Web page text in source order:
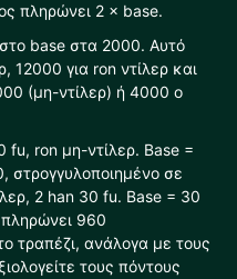
πληρώνει 2 × base.
base στα 2000. Αυτό
12000 για ron ντίλερ και
(μη-ντίλερ) ή 4000 ο
fu, ron μη-ντίλερ. Base =
σε
2 han 30 fu. Base = 30
960
τραπέζι, ανάλογα με τους
τους πόντους